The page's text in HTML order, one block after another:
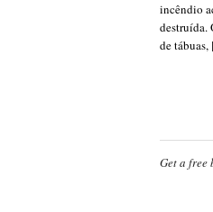
incêndio
destruída.
de
Get a free